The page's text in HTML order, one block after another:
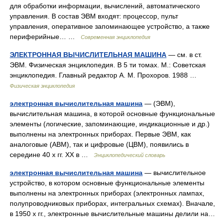
для обработки информации, вычислений, автоматического
управления. В состав ЭВМ входят: процессор, пульт
управления, оперативное запоминающее устройство, а также
периферийные… …
Современная энциклопедия
ЭЛЕКТРОННАЯ ВЫЧИСЛИТЕЛЬНАЯ МАШИНА — см. в ст.
ЭВМ. Физическая энциклопедия. В 5 ти томах. М.: Советская
энциклопедия. Главный редактор А. М. Прохоров. 1988 …
Физическая энциклопедия
электронная вычислительная машина — (ЭВМ),
вычислительная машина, в которой основные функциональные
элементы (логические, запоминающие, индикационные и др.)
выполнены на электронных приборах. Первые ЭВМ, как
аналоговые (АВМ), так и цифровые (ЦВМ), появились в
середине 40 х гг. XX в …
Энциклопедический словарь
электронная вычислительная машина — вычислительное
устройство, в котором основные функциональные элементы
выполнены на электронных приборах (электронных лампах,
полупроводниковых приборах, интегральных схемах). Вначале,
в 1950 х гг., электронные вычислительные машины делили на…